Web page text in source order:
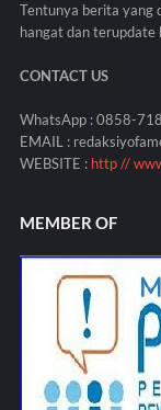
Tentunya berita yang
hangat dan
CONTACT US
WhatsApp : 0858-
EMAIL :
WEBSITE : http //
MEMBER OF